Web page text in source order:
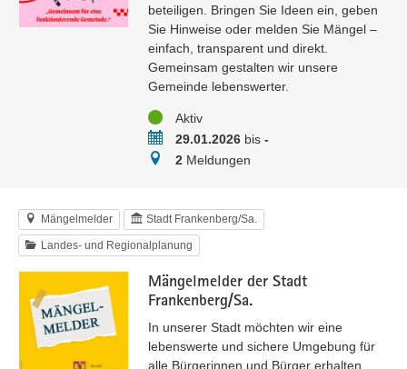
beteiligen. Bringen Sie Ideen ein, geben
Sie Hinweise oder melden Sie Mängel –
einfach, transparent und direkt.
Gemeinsam gestalten wir unsere
Gemeinde lebenswerter.
StatusAktiv
Zeitraum29.01.2026bis -
Meldungen
2Meldungen
Mängelmelder Stadt Frankenberg/Sa.
Landes- und Regionalplanung
Mängelmelder der Stadt
Frankenberg/Sa.
In unserer Stadt möchten wir eine
lebenswerte und sichere Umgebung für
alle Bürgerinnen und Bürger erhalten.